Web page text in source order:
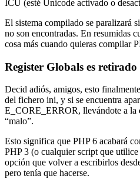
ICU (esté Unicode activado o
El sistema compilado se paralizará
no son encontradas. En resumidas
cosa más cuando quieras compilar
Register Globals es retirado
Decid adiós, amigos, esto
del fichero ini, y si se encuentra
E_CORE_ERROR, llevándote a la
“malo”.
Esto significa que PHP 6 acabará
PHP 3 (o cualquier script que
opción que volver a escribirlos
pero tenía que hacerse.